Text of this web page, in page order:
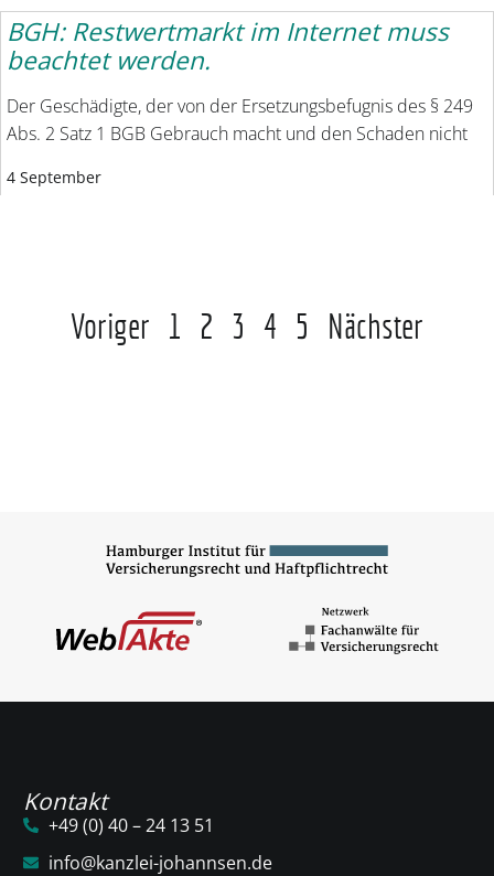
BGH: Restwertmarkt im Internet muss
beachtet werden.
Der Geschädigte, der von der Ersetzungsbefugnis des § 249
Abs. 2 Satz 1 BGB Gebrauch macht und den Schaden nicht
4 September
Voriger 1 2 3 4 5 Nächster
Kontakt
+49 (0) 40 – 24 13 51
info@kanzlei-johannsen.de